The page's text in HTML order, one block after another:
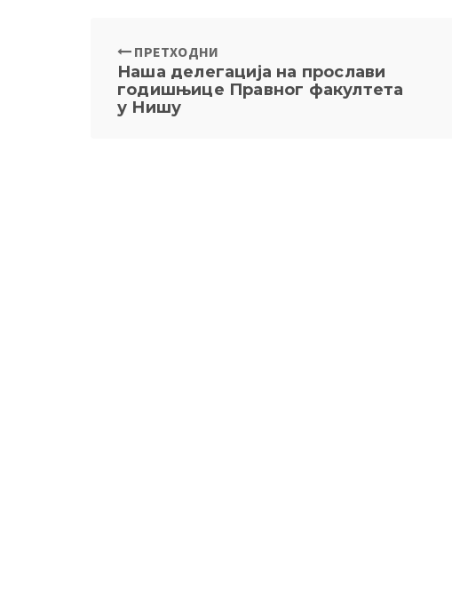
ПРЕТХОДНИ
Наша делегација на прослави
годишњице Правног факултета
у Нишу